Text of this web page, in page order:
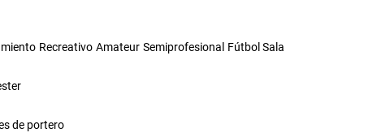
dejes que nada se interponga entre tú y la gloria en el campo! ¡Equípate
habilidad como un auténtico guardián del arco!
Recreativo Amateur Semiprofesional Fútbol Sala
de portero